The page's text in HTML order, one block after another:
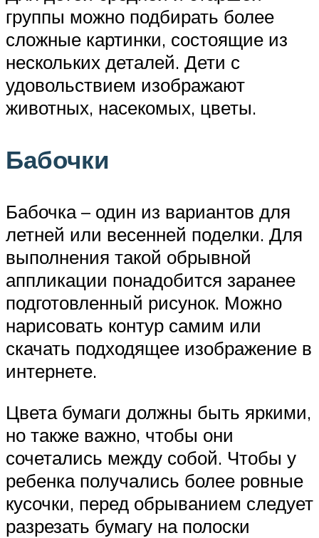
группы можно подбирать более
сложные картинки, состоящие из
нескольких деталей. Дети с
удовольствием изображают
животных, насекомых, цветы.
Бабочки
Бабочка – один из вариантов для
летней или весенней поделки. Для
выполнения такой обрывной
аппликации понадобится заранее
подготовленный рисунок. Можно
нарисовать контур самим или
скачать подходящее изображение в
интернете.
Цвета бумаги должны быть яркими,
но также важно, чтобы они
сочетались между собой. Чтобы у
ребенка получались более ровные
кусочки, перед обрыванием следует
разрезать бумагу на полоски